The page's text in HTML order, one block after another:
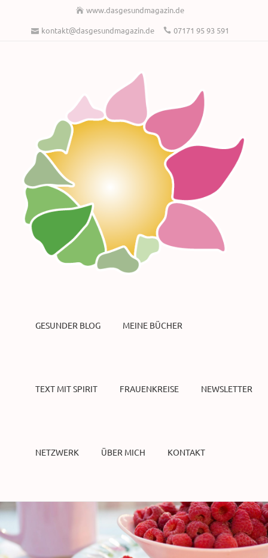
www.dasgesundmagazin.de
kontakt@dasgesundmagazin.de
07171 95 93 591
GESUNDER BLOG MEINE BÜCHER
TEXT MIT SPIRIT FRAUENKREISE NEWSLETTER
NETZWERK ÜBER MICH KONTAKT